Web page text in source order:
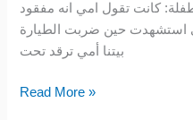
كانت تقول امي انه مفقود
استشهدت حين ضربت الطيارة
بيتنا أمي ترقد تحت
Read More »